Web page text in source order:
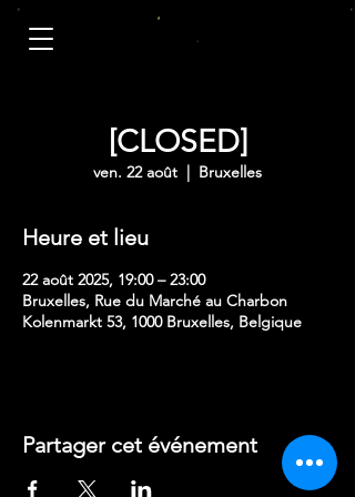
[CLOSED]
ven. 22 août
  |
Bruxelles
Heure et lieu
22 août 2025, 19:00 – 23:00
Bruxelles, Rue du Marché au Charbon
Kolenmarkt 53, 1000 Bruxelles, Belgique
Partager cet événement